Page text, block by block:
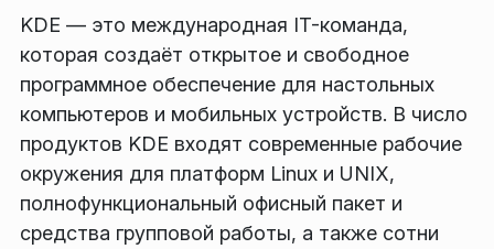
KDE — это международная IT-команда,
которая создаёт открытое и свободное
программное обеспечение для настольных
компьютеров и мобильных устройств. В число
продуктов KDE входят современные рабочие
окружения для платформ Linux и UNIX,
полнофункциональный офисный пакет и
средства групповой работы, а также сотни